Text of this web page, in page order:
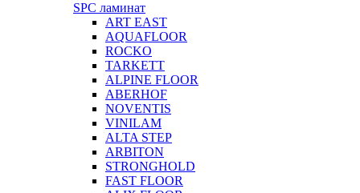
SPC ламинат
ART EAST
AQUAFLOOR
ROCKO
TARKETT
ALPINE FLOOR
ABERHOF
NOVENTIS
VINILAM
ALTA STEP
ARBITON
STRONGHOLD
FAST FLOOR